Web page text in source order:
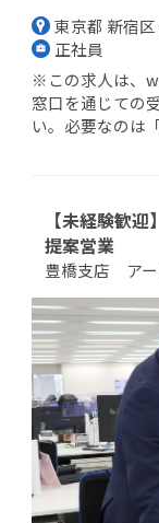
東京都 新宿
正社員
※この求人は、
窓口を通じての
い。必要なのは
【未経験歓
提案営業
豊橋支店 アー